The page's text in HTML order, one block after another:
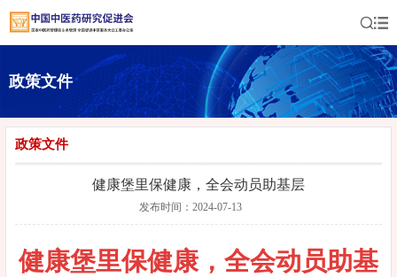
政策文件
政策文件
健康堡里保健康，全会动员助基层
发布时间：2024-07-13
健康堡里保健康，全会动员助基